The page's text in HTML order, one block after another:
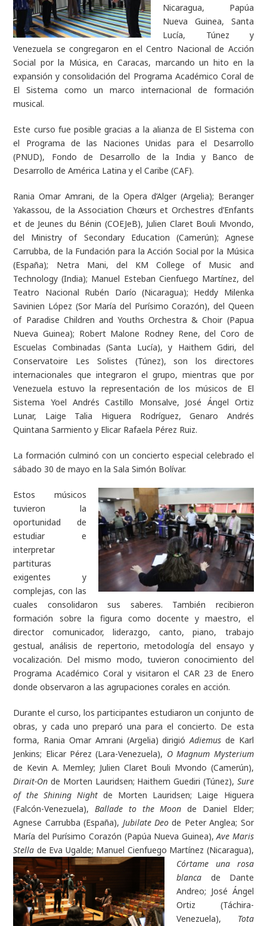
Nicaragua, Papúa
Nueva Guinea, Santa
Lucía, Túnez y
Venezuela se congregaron en el Centro Nacional de Acción
Social por la Música, en Caracas, marcando un hito en la
expansión y consolidación del Programa Académico Coral de
El Sistema como un marco internacional de formación
musical.
Este curso fue posible gracias a la alianza de El Sistema con
el Programa de las Naciones Unidas para el Desarrollo
(PNUD), Fondo de Desarrollo de la India y Banco de
Desarrollo de América Latina y el Caribe (CAF).
Rania Omar Amrani, de la Opera d’Alger (Argelia); Beranger
Yakassou, de la Association Chœurs et Orchestres d’Enfants
et de Jeunes du Bénin (COEJeB), Julien Claret Bouli Mvondo,
del Ministry of Secondary Education (Camerún); Agnese
Carrubba, de la Fundación para la Acción Social por la Música
(España); Netra Mani, del KM College of Music and
Technology (India); Manuel Esteban Cienfuego Martínez, del
Teatro Nacional Rubén Darío (Nicaragua); Heddy Milenka
Savinien López (Sor María del Purísimo Corazón), del Queen
of Paradise Children and Youths Orchestra & Choir (Papua
Nueva Guinea); Robert Malone Rodney Rene, del Coro de
Escuelas Combinadas (Santa Lucía), y Haithem Gdiri, del
Conservatoire Les Solistes (Túnez), son los directores
internacionales que integraron el grupo, mientras que por
Venezuela estuvo la representación de los músicos de El
Sistema Yoel Andrés Castillo Monsalve, José Ángel Ortiz
Lunar, Laige Talia Higuera Rodríguez, Genaro Andrés
Quintana Sarmiento y Elicar Rafaela Pérez Ruiz.
La formación culminó con un concierto especial celebrado el
sábado 30 de mayo en la Sala Simón Bolívar.
Estos músicos
tuvieron la
oportunidad de
estudiar e
interpretar
partituras
exigentes y
complejas, con las
cuales consolidaron sus saberes. También recibieron
formación sobre la figura como docente y maestro, el
director comunicador, liderazgo, canto, piano, trabajo
gestual, análisis de repertorio, metodología del ensayo y
vocalización. Del mismo modo, tuvieron conocimiento del
Programa Académico Coral y visitaron el CAR 23 de Enero
donde observaron a las agrupaciones corales en acción.
Durante el curso, los participantes estudiaron un conjunto de
obras, y cada uno preparó una para el concierto. De esta
forma, Rania Omar Amrani (Argelia) dirigióAdiemus de Karl
Jenkins; Elicar Pérez (Lara-Venezuela), O Magnum Mysterium
de Kevin A. Memley; Julien Claret Bouli Mvondo (Camerún),
Dirait-On de Morten Lauridsen; Haithem Guediri (Túnez), Sure
of the Shining Nightde Morten Lauridsen; Laige Higuera
(Falcón-Venezuela),Ballade to the Moon de Daniel Elder;
Agnese Carrubba (España), Jubilate Deo de Peter Anglea; Sor
María del Purísimo Corazón (Papúa Nueva Guinea),Ave Maris
Stella de Eva Ugalde; Manuel Cienfuego Martínez (Nicaragua),
Córtame una rosa
blanca de Dante
Andreo; José Ángel
Ortiz (Táchira-
Venezuela), Tota